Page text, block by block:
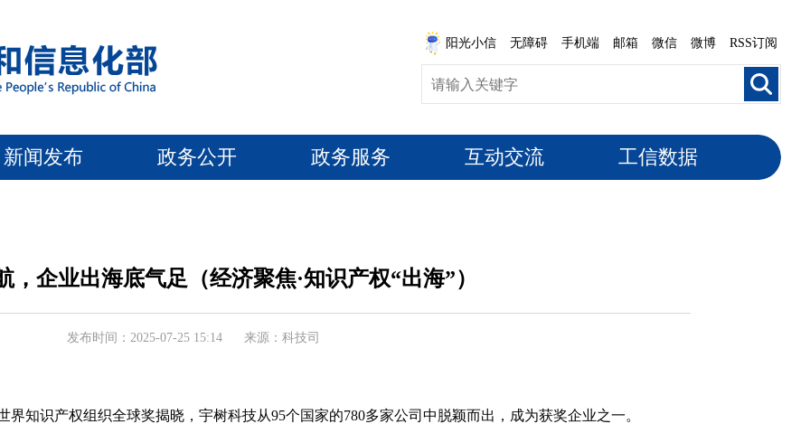
阳光小信 无障碍 手机端 邮箱 微信 微博 RSS订阅
新闻发布 政务公开 政务服务 互动交流 工信数据
，企业出海底气足（经济聚焦·知识产权“出海”）
发布时间：2025-07-25 15:14 来源：科技司
界知识产权组织全球奖揭晓，宇树科技从95个国家的780多家公司中脱颖而出，成为获奖企业之一。